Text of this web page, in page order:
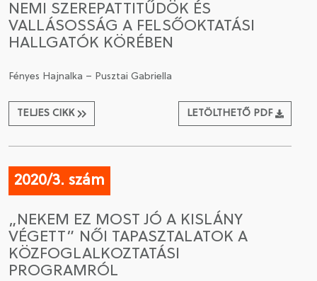
NEMI SZEREPATTITŰDÖK ÉS
VALLÁSOSSÁG A FELSŐOKTATÁSI
HALLGATÓK KÖRÉBEN
Fényes Hajnalka – Pusztai Gabriella
TELJES CIKK LETÖLTHETŐ PDF
2020/3. szám
„NEKEM EZ MOST JÓ A KISLÁNY
VÉGETT” NŐI TAPASZTALATOK A
KÖZFOGLALKOZTATÁSI
PROGRAMRÓL